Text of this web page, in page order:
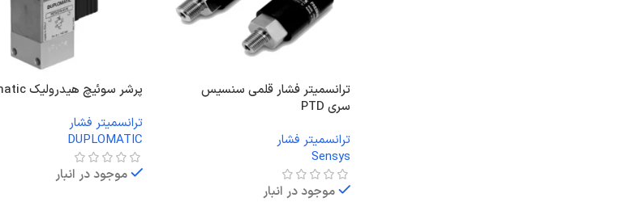
ترانسمیتر فشار قلمی سنسیس
سری PTD
ترانسمیتر فشار
Sensys
موجود در انبار
پرشر سوئیچ هیدرولیک Duplomatic
ترانسمیتر فشار
DUPLOMATIC
موجود در انبار